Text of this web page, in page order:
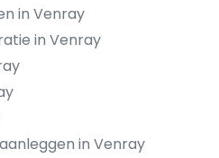
in Venray
in Venray
in Venray